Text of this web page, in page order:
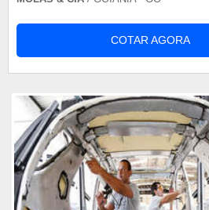
COTAR AGORA